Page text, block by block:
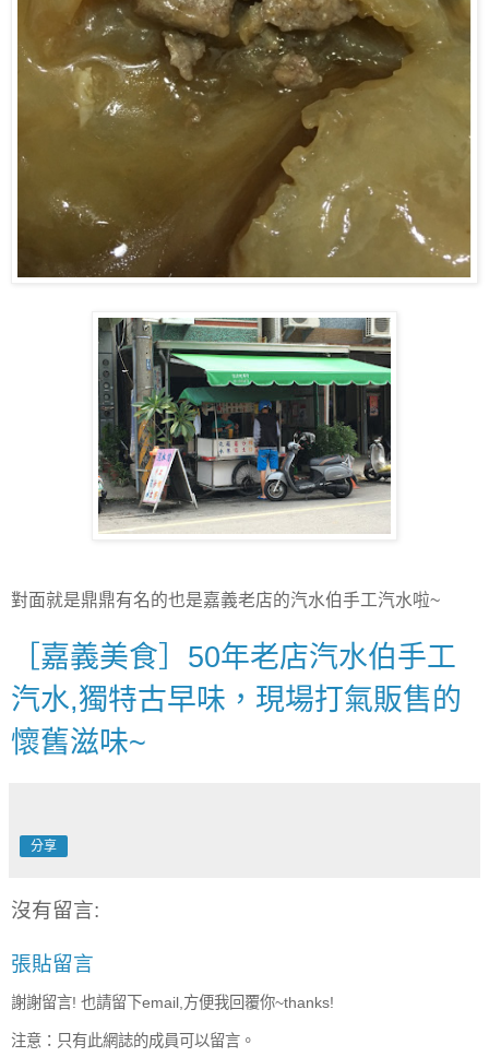
對面就是鼎鼎有名的也是嘉義老店的汽水伯手工汽水啦~
［嘉義美食］50年老店汽水伯手工
汽水,獨特古早味，現場打氣販售的
懷舊滋味~
分享
沒有留言:
張貼留言
謝謝留言! 也請留下email,方便我回覆你~thanks!
注意：只有此網誌的成員可以留言。